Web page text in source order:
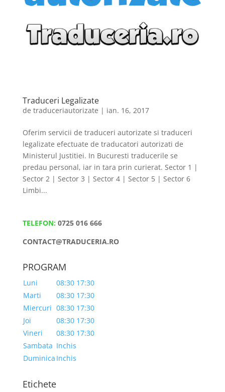
Traduceri Legalizate
de traduceriautorizate | ian. 16, 2017
Oferim servicii de traduceri autorizate si traduceri
legalizate efectuate de traducatori autorizati de
Ministerul Justitiei. In Bucuresti traducerile se
predau personal, iar in tara prin curierat. Sector 1 |
Sector 2 | Sector 3 | Sector 4 | Sector 5 | Sector 6
Limbi...
TELEFON: 0725 016 666
CONTACT@TRADUCERIA.RO
PROGRAM
Luni
08:30 17:30
Marti
08:30 17:30
Miercuri 08:30 17:30
Joi
08:30 17:30
Vineri
08:30 17:30
Sambata Inchis
Duminica Inchis
Etichete